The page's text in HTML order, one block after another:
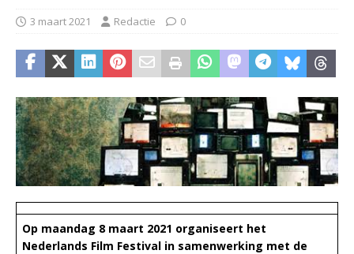
3 maart 2021 Redactie 0
Op maandag 8 maart 2021 organiseert het
Nederlands Film Festival in samenwerking met de